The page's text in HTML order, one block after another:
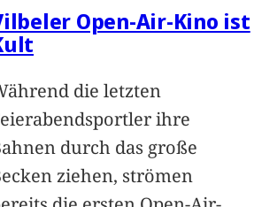
Open-Air-Kino ist
die letzten
ihre
durch das große
ziehen, strömen